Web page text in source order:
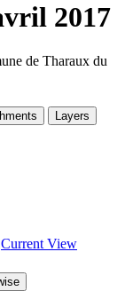
2017
de Tharaux du